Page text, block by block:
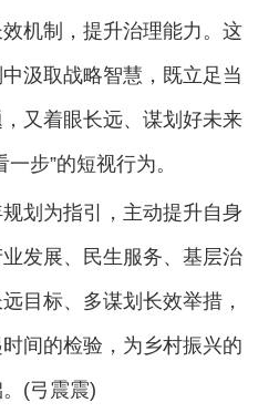
机制，提升治理能力。这
汲取战略智慧，既立足当
又着眼长远、谋划好未来
步”的短视行为。
划为指引，主动提升自身
发展、民生服务、基层治
目标、多谋划长效举措，
间的检验，为乡村振兴的
(弓震震)